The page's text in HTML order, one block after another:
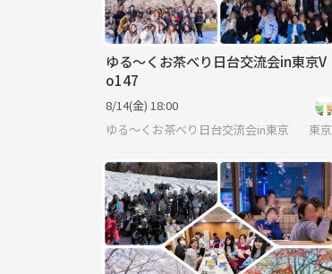
ゆる〜くお茶べり日台交流会in東京V
o147
8/14(金) 18:00
ゆる〜くお茶べり日台交流会in東京
東京